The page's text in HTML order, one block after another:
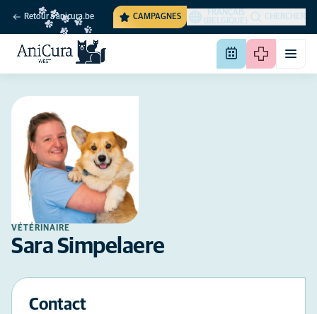
Retour à anicura.be CAMPAGNES
FRANÇAIS
(BELGIQUE)
CHERCHER
VÉTÉRINAIRE
Sara Simpelaere
Contact